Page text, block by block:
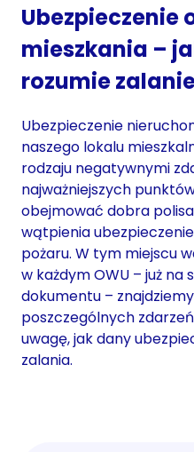
Ubezpieczenie
mieszkania –
rozumie
Ubezpieczenie
naszego lokalu
rodzaju negatywnymi
najważniejszych
obejmować dobra
wątpienia
pożaru. W tym miejscu
w każdym OWU – już
dokumentu –
poszczególnych
uwagę, jak dany
zalania.